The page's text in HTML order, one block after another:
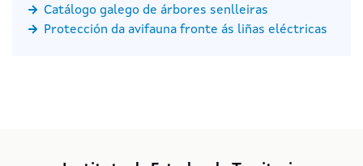
Catálogo galego de árbores senlleiras
Protección da avifauna fronte ás liñas eléctricas